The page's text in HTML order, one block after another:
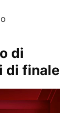
di
di finale